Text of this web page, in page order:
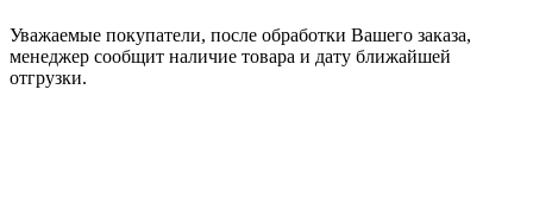
Уважаемые покупатели, после обработки Вашего заказа,
менеджер сообщит наличие товара и дату ближайшей
отгрузки.